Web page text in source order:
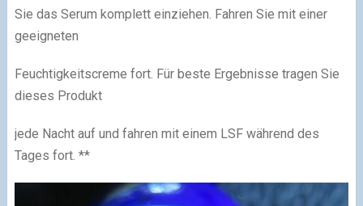
Sie das Serum komplett einziehen. Fahren Sie mit einer
geeigneten
Feuchtigkeitscreme fort. Für beste Ergebnisse tragen Sie
dieses Produkt
jede Nacht auf und fahren mit einem LSF während des
Tages fort. **